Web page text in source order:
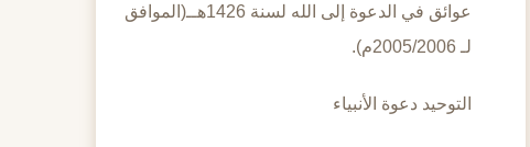
عوائق في الدعوة إلى الله لسنة 1426هــ(الموافق
لـ 2005/2006م).
التوحيد دعوة الأنبياء